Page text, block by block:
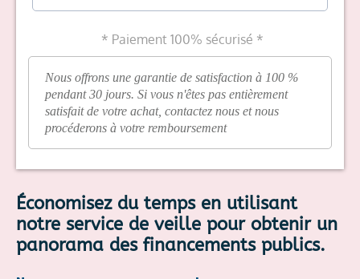
* Paiement 100% sécurisé *
Nous offrons une garantie de satisfaction à 100 %
pendant 30 jours. Si vous n'êtes pas entièrement
satisfait de votre achat, contactez nous et nous
procéderons à votre remboursement
Économisez du temps en utilisant
notre service de veille pour obtenir un
panorama des financements publics.